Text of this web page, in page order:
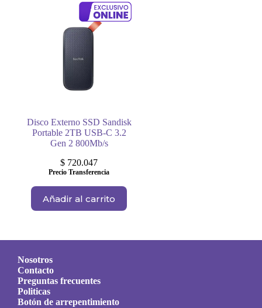
Disco Externo SSD Sandisk
Portable 2TB USB-C 3.2
Gen 2 800Mb/s
$ 720.047
Precio Transferencia
Añadir al carrito
Nosotros
Contacto
Preguntas frecuentes
Politicas
Botón de arrepentimiento